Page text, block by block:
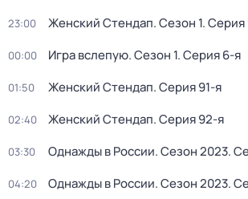
23:00 Женский Стендап. Сезон 1. Серия
00:00 Игpа вслeпую. Сезон 1. Серия 6-я
01:50 Женский Стендап. Серия 91-я
02:40 Женский Стендап. Серия 92-я
03:30 Однажды в России. Сезон 2023.
04:20 Однажды в России. Сезон 2023.